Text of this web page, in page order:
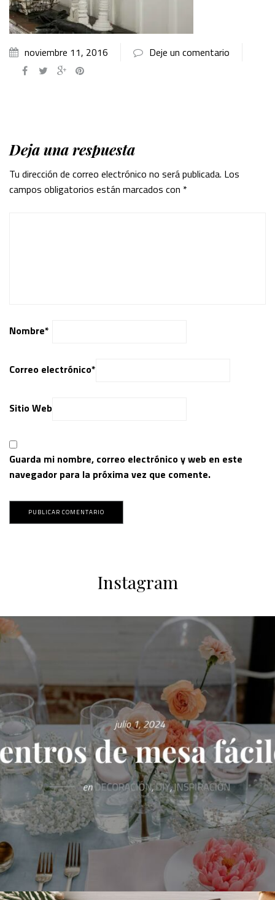
noviembre 11, 2016 Deje un comentario
Deja una respuesta
Tu dirección de correo electrónico no será publicada. Los
campos obligatorios están marcados con *
Nombre*
Correo electrónico*
Sitio Web
Guarda mi nombre, correo electrónico y web en este
navegador para la próxima vez que comente.
Instagram